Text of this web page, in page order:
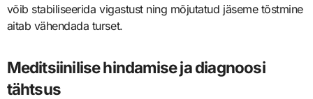
võib stabiliseerida vigastust ning mõjutatud jäseme tõstmine
aitab vähendada turset.
Meditsiinilise hindamise ja diagnoosi
tähtsus